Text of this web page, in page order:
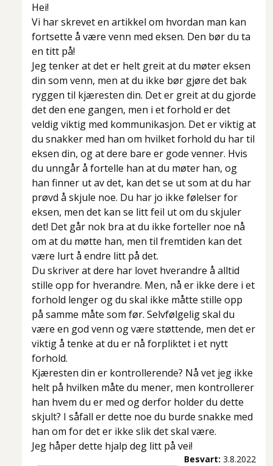
Hei!
Vi har skrevet en artikkel om hvordan man kan
fortsette å være venn med eksen. Den bør du ta
en titt på!
Jeg tenker at det er helt greit at du møter eksen
din som venn, men at du ikke bør gjøre det bak
ryggen til kjæresten din. Det er greit at du gjorde
det den ene gangen, men i et forhold er det
veldig viktig med kommunikasjon. Det er viktig at
du snakker med han om hvilket forhold du har til
eksen din, og at dere bare er gode venner. Hvis
du unngår å fortelle han at du møter han, og
han finner ut av det, kan det se ut som at du har
prøvd å skjule noe. Du har jo ikke følelser for
eksen, men det kan se litt feil ut om du skjuler
det! Det går nok bra at du ikke forteller noe nå
om at du møtte han, men til fremtiden kan det
være lurt å endre litt på det.
Du skriver at dere har lovet hverandre å alltid
stille opp for hverandre. Men, nå er ikke dere i et
forhold lenger og du skal ikke måtte stille opp
på samme måte som før. Selvfølgelig skal du
være en god venn og være støttende, men det er
viktig å tenke at du er nå forpliktet i et nytt
forhold.
Kjæresten din er kontrollerende? Nå vet jeg ikke
helt på hvilken måte du mener, men kontrollerer
han hvem du er med og derfor holder du dette
skjult? I såfall er dette noe du burde snakke med
han om for det er ikke slik det skal være.
Jeg håper dette hjalp deg litt på vei!
Besvart: 3.8.2022